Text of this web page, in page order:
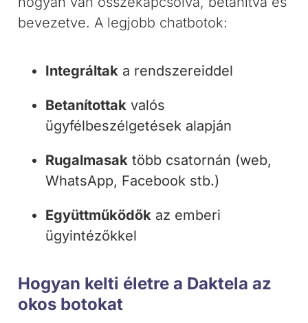
bevezetve. A legjobb chatbotok:
Integráltak a rendszereiddel
Betanítottak valós
ügyfélbeszélgetések alapján
Rugalmasak több csatornán (web,
WhatsApp, Facebook stb.)
Együttműködők az emberi
ügyintézőkkel
Hogyan kelti életre a Daktela az
okos botokat